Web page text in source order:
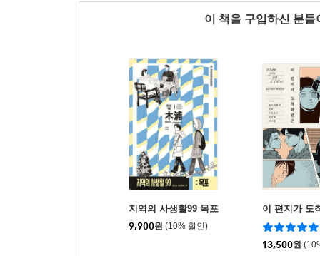
이 책을 구입하신 분
지역의 사생활99 목포
9,900원 (10% 할인)
이 편지가 도
13,500원